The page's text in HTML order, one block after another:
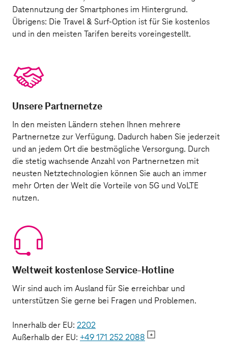
Datennutzung der Smartphones im Hintergrund.
Übrigens: Die Travel & Surf-Option ist für Sie kostenlos
und in den meisten Tarifen bereits voreingestellt.
Unsere Partnernetze
In den meisten Ländern stehen Ihnen mehrere
Partnernetze zur Verfügung. Dadurch haben Sie jederzeit
und an jedem Ort die bestmögliche Versorgung. Durch
die stetig wachsende Anzahl von Partnernetzen mit
neusten Netztechnologien können Sie auch an immer
mehr Orten der Welt die Vorteile von 5G und VoLTE
nutzen.
Weltweit kostenlose Service-Hotline
Wir sind auch im Ausland für Sie erreichbar und
unterstützen Sie gerne bei Fragen und Problemen.
Innerhalb der EU: 2202
Außerhalb der EU: +49 171 252 2088